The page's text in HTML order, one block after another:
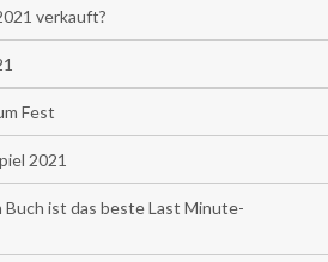
verkauft?
Fest
2021
ist das beste Last Minute-